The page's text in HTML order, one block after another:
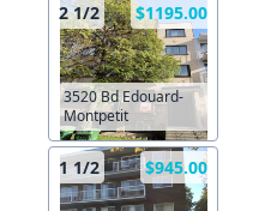
2 1/2 $1195.00
3520 Bd Edouard-
Montpetit
1 1/2 $945.00